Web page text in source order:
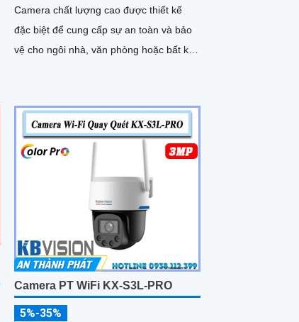
Camera chất lượng cao được thiết kế
đặc biệt để cung cấp sự an toàn và bảo
vệ cho ngôi nhà, văn phòng hoặc bất kỳ
Camera PT WiFi KX-S3L-PRO
5%-35%